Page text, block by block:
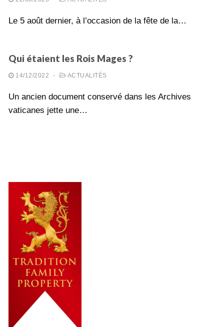
Le 5 août dernier, à l’occasion de la fête de la…
Qui étaient les Rois Mages ?
14/12/2022 - ACTUALITÉS
Un ancien document conservé dans les Archives
vaticanes jette une…